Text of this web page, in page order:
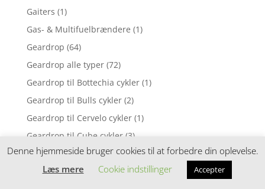
Gaiters (1)
Gas- & Multifuelbrændere (1)
Geardrop (64)
Geardrop alle typer (72)
Geardrop til Bottechia cykler (1)
Geardrop til Bulls cykler (2)
Geardrop til Cervelo cykler (1)
Geardrop til Cube cykler (3)
Geardrop til Focus cykler (5)
Geardrop til Ghost cykler (1)
Denne hjemmeside bruger cookies til at forbedre din oplevelse.
Læs mere
Cookie indstillinger Accepter